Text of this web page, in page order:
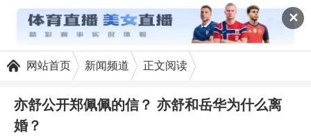
✕
网站首页 新闻频道 正文阅读
亦舒公开郑佩佩的信？ 亦舒和岳华为什么离
婚？